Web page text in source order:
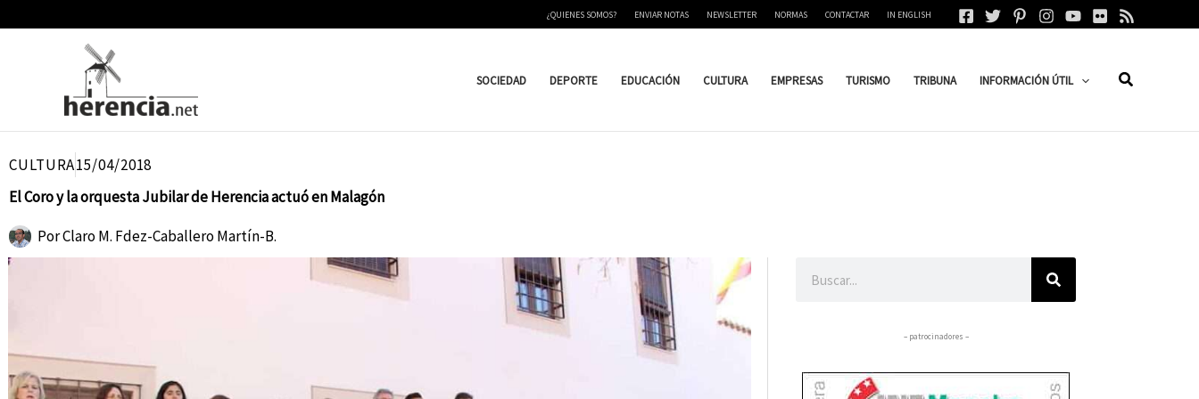
¿QUIENES SOMOS? ENVIAR NOTAS NEWSLETTER NORMAS CONTACTAR IN ENGLISH
SOCIEDAD DEPORTE EDUCACIÓN CULTURA EMPRESAS TURISMO TRIBUNA INFORMACIÓN ÚTIL
CULTURA15/04/2018
El Coro y la orquesta Jubilar de Herencia actuó en Malagón
PorClaro M. Fdez-Caballero Martín-B.
– patrocinadores –